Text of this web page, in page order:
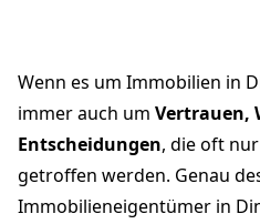
Wenn es um Immobilien in
immer auch um Vertrauen,
Entscheidungen, die oft
getroffen werden. Genau
Immobilieneigentümer in